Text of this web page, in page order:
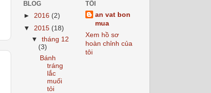
BLOG
► 2016 (2)
▼ 2015 (18)
▼tháng 12
(3)
Bánh
tráng
lắc
muối
tỏi
TÔI
an vat bon
mua
Xem hồ sơ
hoàn chỉnh của
tôi